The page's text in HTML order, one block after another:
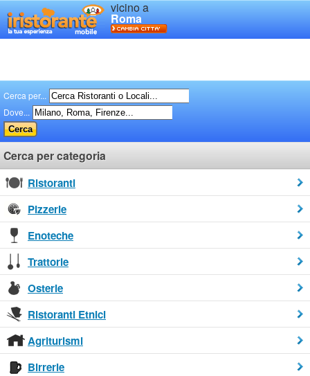
vicino a
Roma
Cerca per...
Dove...
Cerca per categoria
Ristoranti
Pizzerie
Enoteche
Trattorie
Osterie
Ristoranti Etnici
Agriturismi
Birrerie